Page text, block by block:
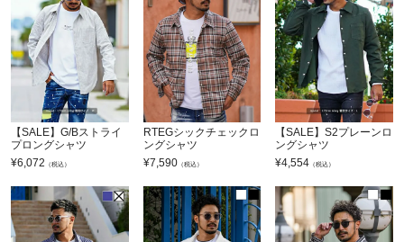
【SALE】G/Bストライ
プロングシャツ
¥6,072 （税込）
RTEGシックチェックロ
ングシャツ
¥7,590（税込）
【SALE】S2プレーンロ
ングシャツ
¥4,554 （税込）